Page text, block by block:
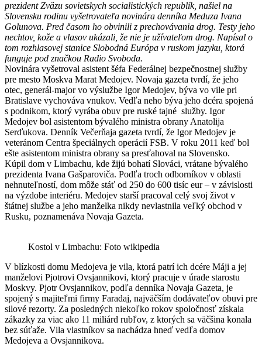
prezident Zväzu sovietskych socialistických republík, našiel na
Slovensku rodinu vyšetrovateľa novinára denníka Meduza Ivana
Golunova. Pred časom ho obvinili z prechovávania drog. Testy jeho
nechtov, kože a vlasov ukázali, že nie je užívateľom drog. Napísal o
tom rozhlasovej stanice Slobodná Európa v ruskom jazyku, ktorá
funguje pod značkou Radio Svoboda.
Novinára vyšetroval asistent šéfa Federálnej bezpečnostnej služby
pre mesto Moskva Marat Medojev. Novaja gazeta tvrdí, že jeho
otec, generál-major vo výslužbe Igor Medojev, býva vo vile pri
Bratislave vychováva vnukov. Vedľa neho býva jeho dcéra spojená
s podnikom, ktorý vyrába obuv pre ruské tajné služby. Igor
Medojev bol asistentom bývalého ministra obrany Anatolija
Serďukova. Denník Večerňaja gazeta tvrdí, že Igor Medojev je
veteránom Centra špeciálnych operácií FSB. V roku 2011 keď bol
ešte asistentom ministra obrany sa presťahoval na Slovensko.
Kúpil dom v Limbachu, kde žijú bohatí Slováci, vrátane bývalého
prezidenta Ivana Gašparoviča. Podľa troch odborníkov v oblasti
nehnuteľností, dom môže stáť od 250 do 600 tisíc eur – v závislosti
na výzdobe interiéru. Medojev starší pracoval celý svoj život v
štátnej službe a jeho manželka nikdy nevlastnila veľký obchod v
Rusku, poznamenáva Novaja Gazeta.
Kostol v Limbachu: Foto wikipedia
V blízkosti domu Medojeva je vila, ktorá patrí ich dcére Máji a jej
manželovi Pjotrovi Ovsjannikovi, ktorý pracuje v úrade starostu
Moskvy. Pjotr Ovsjannikov, podľa denníka Novaja Gazeta, je
spojený s majiteľmi firmy Faradaj, najväčším dodávateľov obuvi pre
silové rezorty. Za posledných niekoľko rokov spoločnosť získala
zákazky za viac ako 11 miliárd rubľov, z ktorých sa väčšina konala
bez súťaže. Vila vlastníkov sa nachádza hneď vedľa domov
Medojeva a Ovsjannikova.